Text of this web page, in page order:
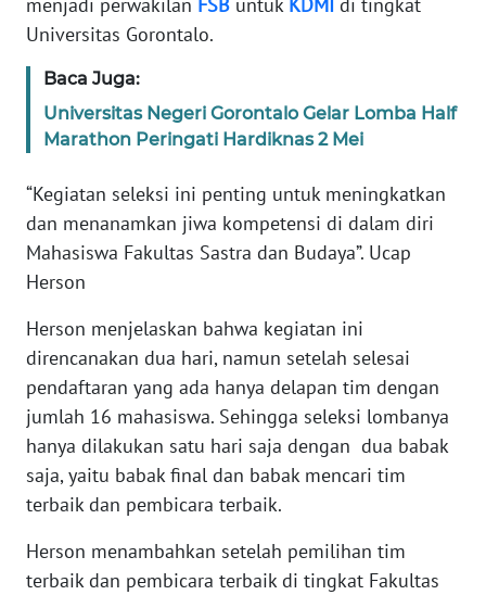
Universitas Gorontalo.
Baca Juga:
Universitas Negeri Gorontalo Gelar Lomba Half
Marathon Peringati Hardiknas 2 Mei
“Kegiatan seleksi ini penting untuk meningkatkan
dan menanamkan jiwa kompetensi di dalam diri
Mahasiswa Fakultas Sastra dan Budaya”. Ucap
Herson
Herson menjelaskan bahwa kegiatan ini
direncanakan dua hari, namun setelah selesai
pendaftaran yang ada hanya delapan tim dengan
jumlah 16 mahasiswa. Sehingga seleksi lombanya
hanya dilakukan satu hari saja dengan dua babak
saja, yaitu babak final dan babak mencari tim
terbaik dan pembicara terbaik.
Herson menambahkan setelah pemilihan tim
terbaik dan pembicara terbaik di tingkat Fakultas
Regional
WN
WN
JABAR
BANTEN
WN
NTT
WN
KEPRI
WN
PAPUA